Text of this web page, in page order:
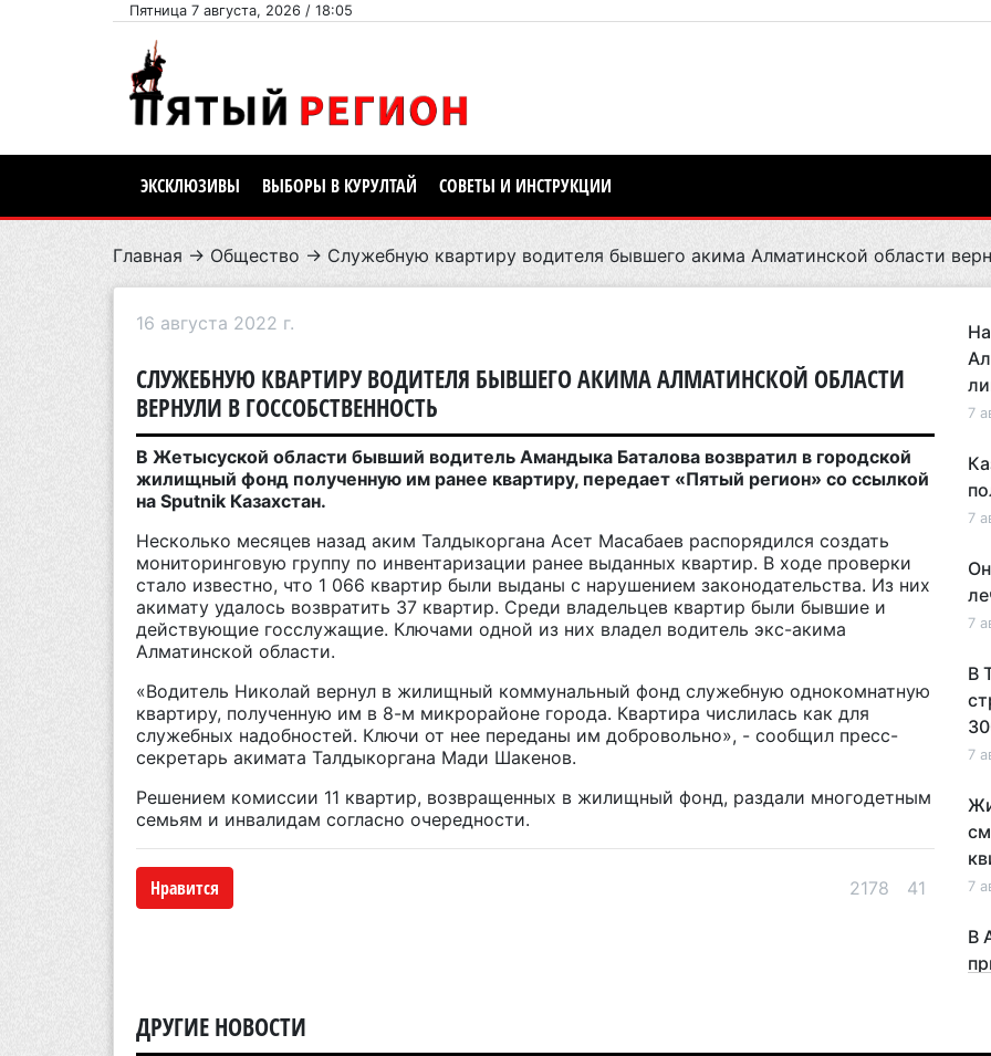
Пятница 7 августа, 2026 / 18:05
ЭКСКЛЮЗИВЫ ВЫБОРЫ В КУРУЛТАЙ СОВЕТЫ И ИНСТРУКЦИИ
Главная → Общество → Служебную квартиру водителя бывшего акима Алматинской области
16 августа 2022 г.
СЛУЖЕБНУЮ КВАРТИРУ ВОДИТЕЛЯ БЫВШЕГО АКИМА АЛМАТИНСКОЙ ОБЛАСТИ
ВЕРНУЛИ В ГОССОБСТВЕННОСТЬ
В Жетысуской области бывший водитель Амандыка Баталова возвратил в городской
жилищный фонд полученную им ранее квартиру, передает «Пятый регион» со ссылкой
на Sputnik Казахстан.
Несколько месяцев назад аким Талдыкоргана Асет Масабаев распорядился создать
мониторинговую группу по инвентаризации ранее выданных квартир. В ходе проверки
стало известно, что 1 066 квартир были выданы с нарушением законодательства. Из них
акимату удалось возвратить 37 квартир. Среди владельцев квартир были бывшие и
действующие госслужащие. Ключами одной из них владел водитель экс-акима
Алматинской области.
«Водитель Николай вернул в жилищный коммунальный фонд служебную однокомнатную
квартиру, полученную им в 8-м микрорайоне города. Квартира числилась как для
служебных надобностей. Ключи от нее переданы им добровольно», - сообщил пресс-
секретарь акимата Талдыкоргана Мади Шакенов.
Решением комиссии 11 квартир, возвращенных в жилищный фонд, раздали многодетным
семьям и инвалидам согласно очередности.
Нравится 2178 41
7
7
7
В
7
7
В
ДРУГИЕ НОВОСТИ